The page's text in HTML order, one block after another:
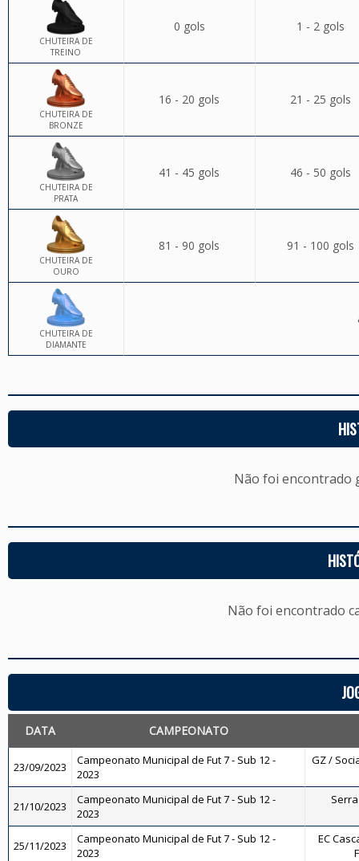
CHUTEIRA DE
TREINO
0 gols 1 - 2 gols
CHUTEIRA DE
BRONZE
16 - 20 gols 21 - 25 gols
CHUTEIRA DE
PRATA
41 - 45 gols 46 - 50 gols
CHUTEIRA DE
OURO
81 - 90 gols 91 - 100 gols
CHUTEIRA DE
DIAMANTE
Não foi encontrado
Não foi encontrado
DATA CAMPEONATO
23/09/2023
Campeonato Municipal de Fut 7 - Sub 12 -
2023
GZ /
21/10/2023
Campeonato Municipal de Fut 7 - Sub 12 -
2023
25/11/2023
Campeonato Municipal de Fut 7 - Sub 12 -
2023
EC